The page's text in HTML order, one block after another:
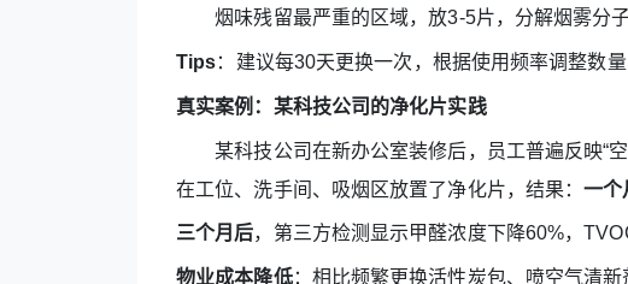
烟味残留最严重的区域，放3-5片，分解烟雾分子
Tips：建议每30天更换一次，根据使用频率调整数
真实案例：某科技公司的净化片实践
某科技公司在新办公室装修后，员工普遍反映“空
在工位、洗手间、吸烟区放置了净化片，结果：一个
三个月后，第三方检测显示甲醛浓度下降60%，
物业成本降低：相比频繁更换活性炭包、喷空气清新